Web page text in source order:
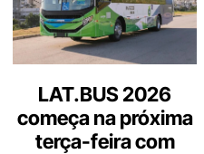
LAT.BUS 2026
começa na próxima
terça-feira com